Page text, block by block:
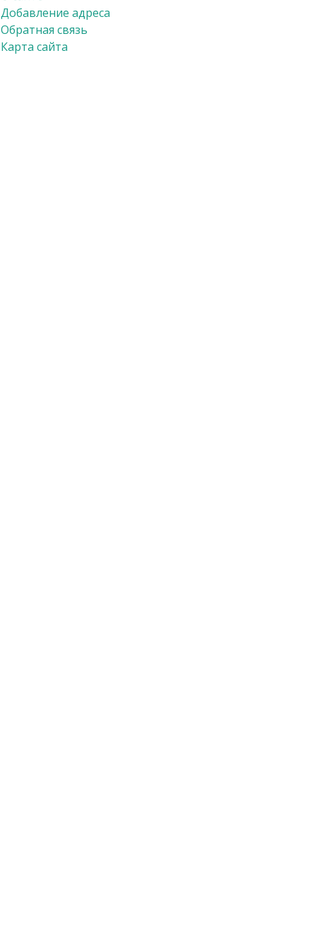
Добавление адреса
Обратная связь
Карта сайта